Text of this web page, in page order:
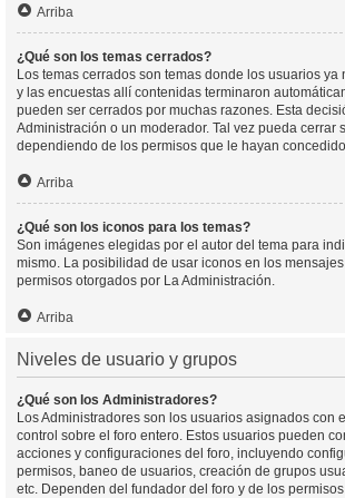
Arriba
¿Qué son los temas cerrados?
Los temas cerrados son temas donde los usuarios
y las encuestas allí contenidas terminaron
pueden ser cerrados por muchas razones. Esta
Administración o un moderador. Tal vez pueda cerrar
dependiendo de los permisos que le hayan
Arriba
¿Qué son los iconos para los temas?
Son imágenes elegidas por el autor del tema para
mismo. La posibilidad de usar iconos en los
permisos otorgados por La Administración.
Arriba
Niveles de usuario y grupos
¿Qué son los Administradores?
Los Administradores son los usuarios asignados con
control sobre el foro entero. Estos usuarios pueden
acciones y configuraciones del foro, incluyendo
permisos, baneo de usuarios, creación de grupos
etc. Dependen del fundador del foro y de los